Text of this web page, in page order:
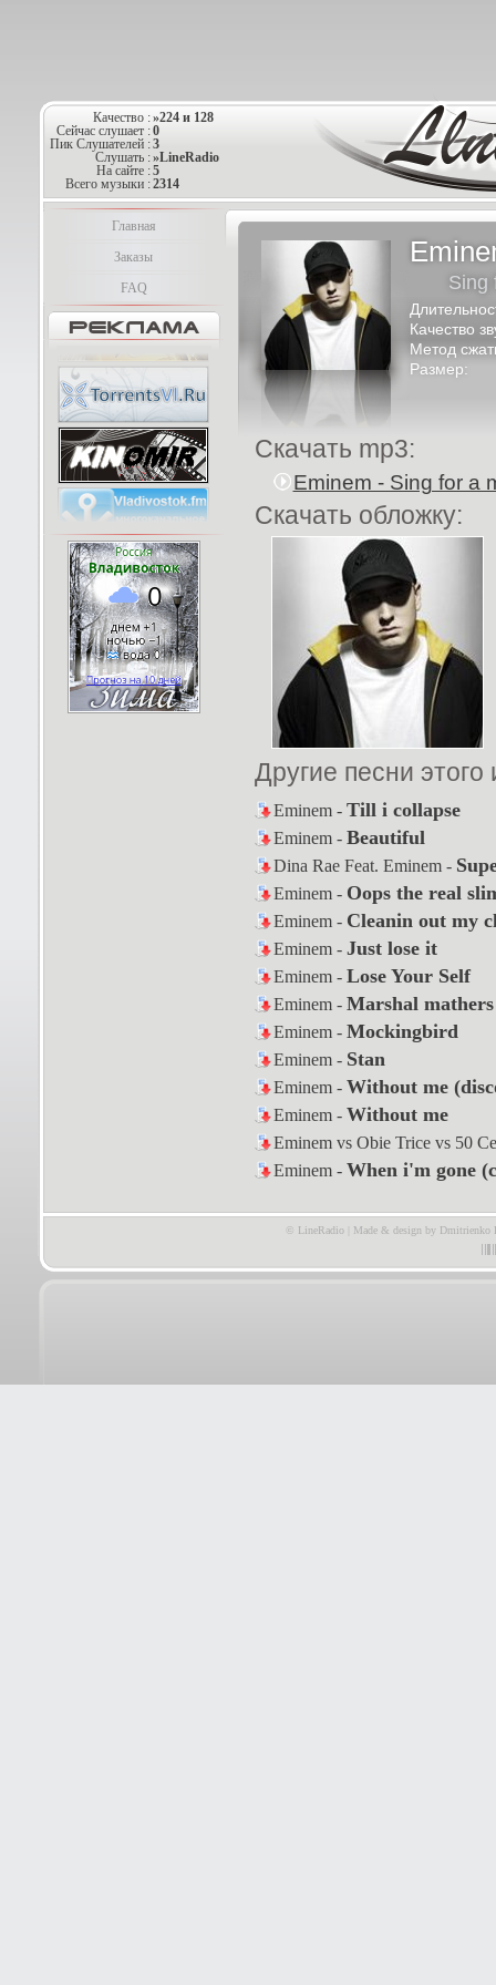
Качество :»224 и 128
Сейчас слушает :0
Пик Слушателей :3
Слушать :»LineRadio
На сайте :5
Всего музыки :2314
Главная
Заказы
FAQ
Sing
Качество
Метод
Размер:
Скачать mp3:
Eminem - Sing for a
Скачать обложку:
Другие песни
Eminem - Till i collapse
Eminem - Beautiful
Dina Rae Feat. Eminem -
Eminem - Oops the real
Eminem - Cleanin out my
Eminem - Just lose it
Eminem - Lose Your Self
Eminem - Marshal mathers
Eminem - Mockingbird
Eminem - Stan
Eminem - Without me
Eminem - Without me
Eminem vs Obie Trice vs 50
Eminem - When i'm gone
© LineRadio | Made & design by Dmitrienko